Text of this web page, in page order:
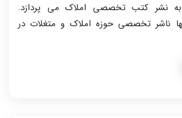
نشر کتب تخصصی املاک می پردازد.
ناشر تخصصی حوزه املاک و متغلات در